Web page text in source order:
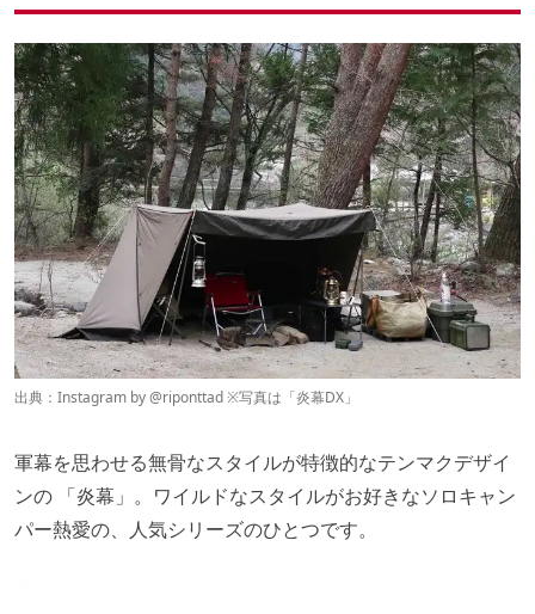
出典：Instagram by@riponttad※写真は「炎幕DX」
軍幕を思わせる無骨なスタイルが特徴的なテンマクデザイ
ンの 「炎幕」。ワイルドなスタイルがお好きなソロキャン
パー熱愛の、人気シリーズのひとつです。